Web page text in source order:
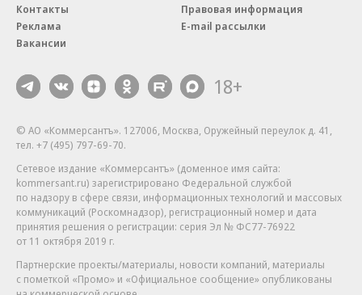
Контакты
Реклама
Вакансии
Правовая информация
E-mail рассылки
18+
© АО «Коммерсантъ». 127006, Москва, Оружейный переулок д. 41,
тел. +7 (495) 797-69-70.
Сетевое издание «Коммерсантъ» (доменное имя сайта:
kommersant.ru) зарегистрировано Федеральной службой
по надзору в сфере связи, информационных технологий и массовых
коммуникаций (Роскомнадзор), регистрационный номер и дата
принятия решения о регистрации: серия Эл № ФС77-76922
от 11 октября 2019 г.
Партнерские проекты/материалы, новости компаний, материалы
с пометкой «Промо» и «Официальное сообщение» опубликованы